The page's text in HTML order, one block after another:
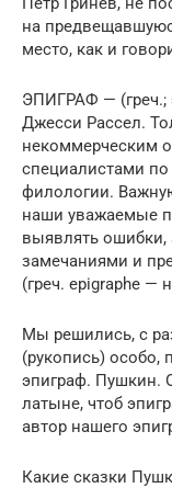
на
место, как и
ЭПИГРАФ — (греч.;
Джесси Рассел.
некоммерческим
специалистами по
филологии.
наши уважаемые
выявлять ошибки,
замечаниями и
(греч. epigraphe —
Мы решились, с
(рукопись) особо,
эпиграф. Пушкин.
латыне, чтоб
автор нашего
Какие сказки